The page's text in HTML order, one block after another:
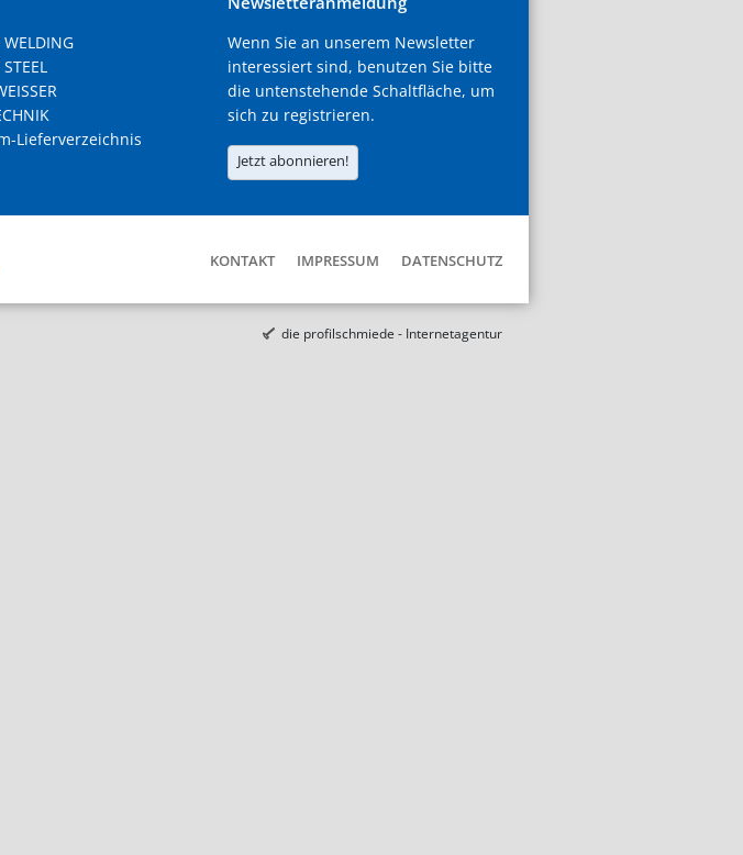
Lieferverzeichnis
Wenn Sie an unserem Newsletter
interessiert sind, benutzen Sie bitte
die untenstehende Schaltfläche, um
sich zu registrieren.
Jetzt abonnieren!
KONTAKT IMPRESSUM DATENSCHUTZ
die profilschmiede - Internetagentur